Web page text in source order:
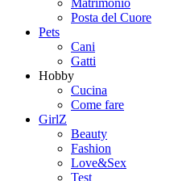
Matrimonio
Posta del Cuore
Pets
Cani
Gatti
Hobby
Cucina
Come fare
GirlZ
Beauty
Fashion
Love&Sex
Test